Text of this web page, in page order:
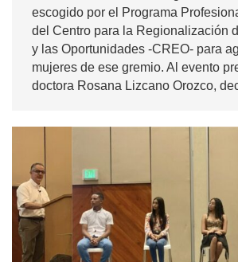
escogido por el Programa
del Centro para la Regionalización
y las Oportunidades -CREO- para
mujeres de ese gremio. Al evento
doctora Rosana Lizcano Orozco,